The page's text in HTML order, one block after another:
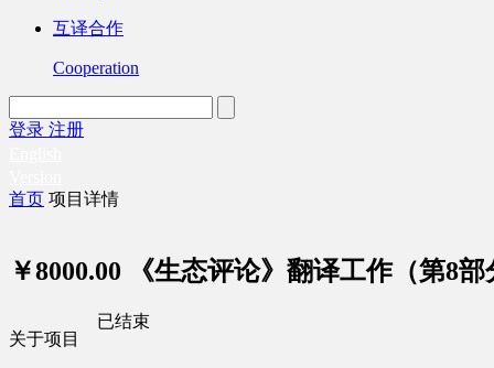
互译合作
Cooperation
登录 注册
首页 项目详情
￥8000.00 《生态评论》翻译工作（第8部
关于项目
已结束